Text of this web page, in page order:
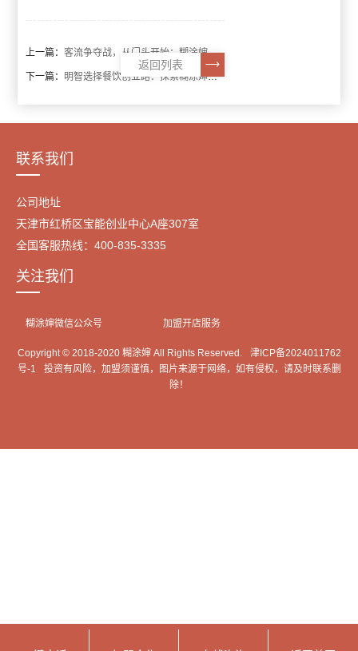
上一篇：客流争夺战，从门头开始：糊涂婶麻辣烫如何为加盟商装备“超级获客器”
下一篇： 明智选择餐饮创业路：探索糊涂婶麻辣烫加盟的稳健模式
返回列表
联系我们
公司地址
天津市红桥区宝能创业中心A座307室
全国客服热线：400-835-3335
关注我们
糊涂婶微信公众号 加盟开店服务
Copyright © 2018-2020 糊涂婶 All Rights Reserved.
津ICP备2024011762
号-1
投资有风险，加盟须谨慎，图片来源于网络，如有侵权，请及时联系删
除！